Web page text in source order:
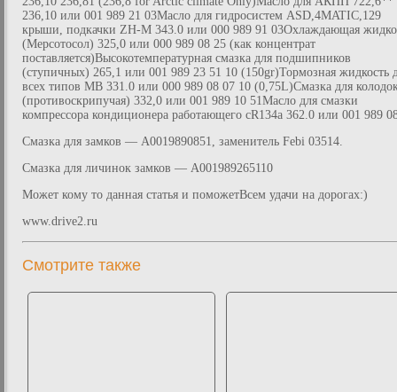
236,10 или 001 989 21 03Масло для гидросистем ASD,4MATIC,129
крыши, подкачки ZH-M 343.0 или 000 989 91 03Охлаждающая
(Мерсотосол) 325,0 или 000 989 08 25 (как концентрат
поставляется)Высокотемпературная смазка для подшипников
(ступичных) 265,1 или 001 989 23 51 10 (150gr)Тормозная жидкость
всех типов MB 331.0 или 000 989 08 07 10 (0,75L)Смазка для
(противоскрипучая) 332,0 или 001 989 10 51Масло для смазки
компрессора кондиционера работающего сR134a 362.0 или 001 989
Смазка для замков — A0019890851, заменитель Febi 03514.
Смазка для личинок замков — A001989265110
Может кому то данная статья и поможетВсем удачи на дорогах:)
www.drive2.ru
Смотрите также